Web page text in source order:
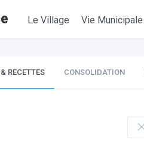
Le Village Vie Municipale
RECETTES CONSOLIDATION